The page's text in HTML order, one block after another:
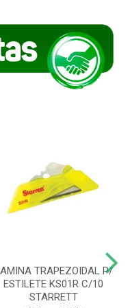
TRAPEZOIDAL P/
ESTILETE KS01R C/10
STARRETT